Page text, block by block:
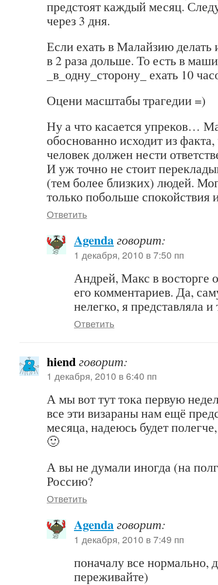
предстоят каждый месяц.
через 3 дня.
Если ехать в Малайзию
в 2 раза дольше. То есть в
_в_одну_сторону_ ехать 10
Оцени масштабы трагедии =)
Ну а что касается упреков…
обоснованно исходит из
человек должен нести
И уж точно не стоит
(тем более близких) людей.
только побольше спокойствия
Ответить
Agendaговорит:
1 декабря, 2010 в 7:50 пп
Андрей, Макс в восторге
его комментариев. Да,
нелегко, я представляла и
Ответить
hiendговорит:
1 декабря, 2010 в 6:40 пп
А мы вот тут тока первую
все эти визараны нам ещё
месяца, надеюсь будет
🙂
А вы не думали иногда (на
Россию?
Ответить
Agendaговорит:
1 декабря, 2010 в 7:49 пп
поначалу все нормально,
переживайте)